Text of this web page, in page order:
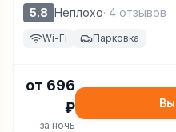
5.8 Неплохо· 4 отзывов
Wi-Fi Парковка
от 696
₽
за ночь